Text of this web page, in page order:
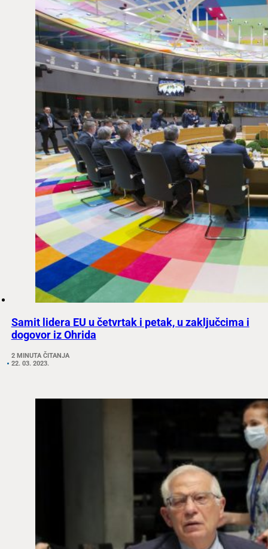
Samit lidera EU u četvrtak i petak, u zaključcima i
dogovor iz Ohrida
2 MINUTA ČITANJA
22. 03. 2023.